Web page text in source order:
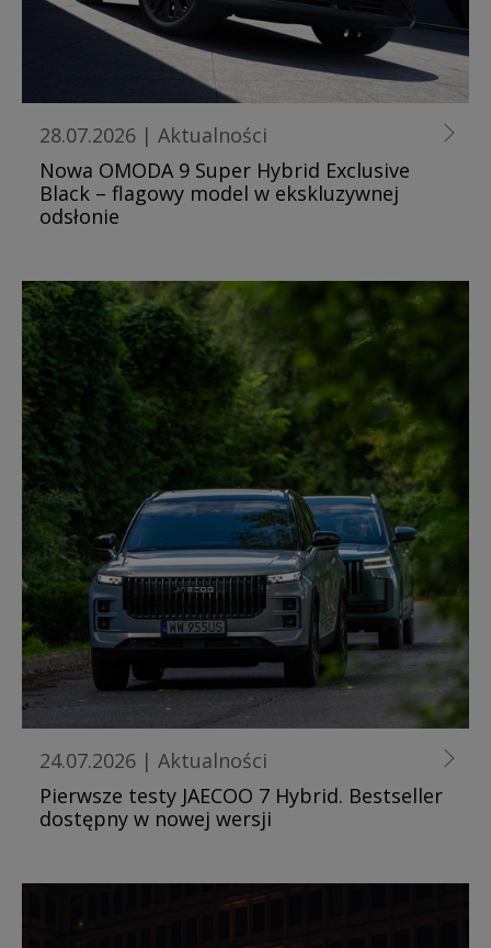
28.07.2026 | Aktualności
Nowa OMODA 9 Super Hybrid Exclusive
Black – flagowy model w ekskluzywnej
odsłonie
24.07.2026 | Aktualności
Pierwsze testy JAECOO 7 Hybrid. Bestseller
dostępny w nowej wersji